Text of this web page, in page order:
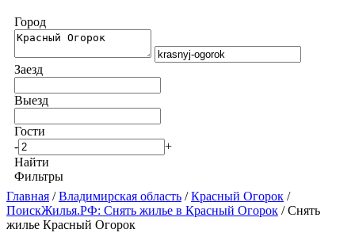
Город
Заезд
Выезд
Гости
-
+
Найти
Фильтры
Главная /Владимирская область /Красный Огорок /
ПоискЖилья.РФ: Снять жилье в Красный Огорок / Снять
жилье Красный Огорок